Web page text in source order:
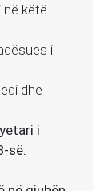
në këtë
i
dhe
i
së.